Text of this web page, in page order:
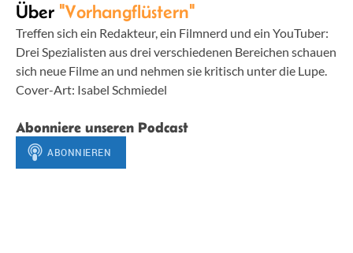
Über "Vorhangflüstern"
Treffen sich ein Redakteur, ein Filmnerd und ein YouTuber:
Drei Spezialisten aus drei verschiedenen Bereichen schauen
sich neue Filme an und nehmen sie kritisch unter die Lupe.
Cover-Art: Isabel Schmiedel
Abonniere unseren Podcast